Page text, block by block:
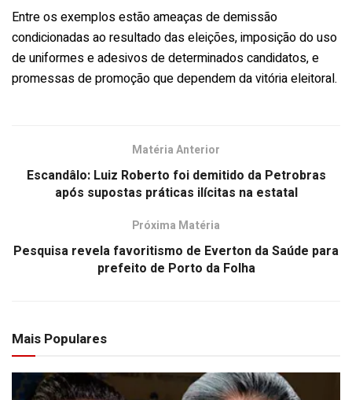
Entre os exemplos estão ameaças de demissão
condicionadas ao resultado das eleições, imposição do uso
de uniformes e adesivos de determinados candidatos, e
promessas de promoção que dependem da vitória eleitoral.
Matéria Anterior
Escandâlo: Luiz Roberto foi demitido da Petrobras
após supostas práticas ilícitas na estatal
Próxima Matéria
Pesquisa revela favoritismo de Everton da Saúde para
prefeito de Porto da Folha
Mais Populares